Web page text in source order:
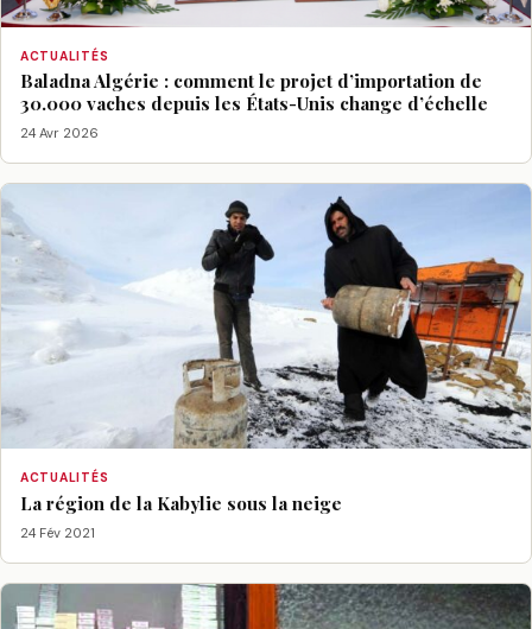
ACTUALITÉS
Baladna Algérie : comment le projet d’importation de
30.000 vaches depuis les États-Unis change d’échelle
24 Avr 2026
ACTUALITÉS
La région de la Kabylie sous la neige
24 Fév 2021